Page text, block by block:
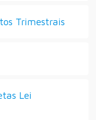
Trimestrais
Lei